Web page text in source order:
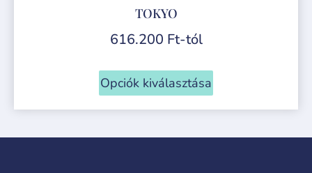
TOKYO
616.200 Ft-tól
Opciók kiválasztása